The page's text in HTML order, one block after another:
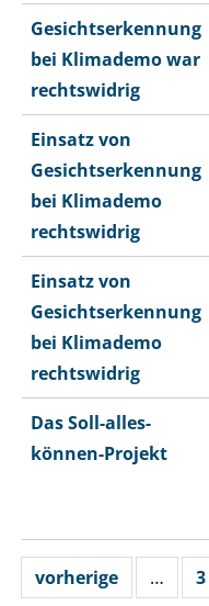
Gesichtserkennung
bei Klimademo war
rechtswidrig
Einsatz von
Gesichtserkennung
bei Klimademo
rechtswidrig
Einsatz von
Gesichtserkennung
bei Klimademo
rechtswidrig
Das Soll-alles-
können-Projekt
vorherige … 3